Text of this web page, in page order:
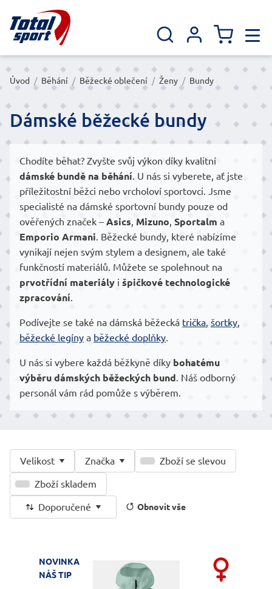
Úvod / Běhání / Běžecké oblečení / Ženy / Bundy
Dámské běžecké bundy
Chodíte běhat? Zvyšte svůj výkon díky kvalitní
dámské bundě na běhání. U nás si vyberete, ať jste
příležitostní běžci nebo vrcholoví sportovci. Jsme
specialisté na dámské sportovní bundy pouze od
ověřených značek – Asics, Mizuno, Sportalm a
Emporio Armani. Běžecké bundy, které nabízíme
vynikají nejen svým stylem a designem, ale také
funkčností materiálů. Můžete se spolehnout na
prvotřídní materiály i špičkové technologické
zpracování.
Podívejte se také na dámská běžecká trička, šortky,
běžecké legíny a běžecké doplňky.
U nás si vybere každá běžkyně díky bohatému
výběru dámských běžeckých bund. Náš odborný
personál vám rád pomůže s výběrem.
Velikost Značka Zboží se slevou
Zboží skladem
Doporučené Obnovit vše
NOVINKA
NÁŠ TIP